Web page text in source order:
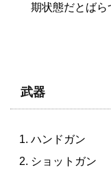
期状態だとばら
武器
ハンドガン
ショットガン